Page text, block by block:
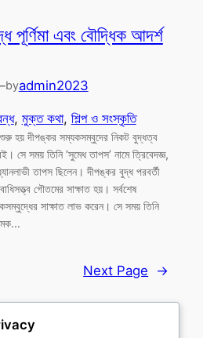
পূর্ণিমা এবং বৌদ্ধিক আদর্শ
byadmin2023
, মুক্ত কথা, শিল্প ও সংস্কৃতি
হয় দীপঙ্কর সম্যকসম্বুদের নিকট বুদ্ধত্ব
সে সময় তিনি ‘সুমেধ তাপস’ নামে ত্রিবেদজ্ঞ,
তাপস ছিলেন। দীপঙ্কর বুদ্ধ পরবর্তী
গৌতমের সাক্ষাত হয়। সর্বশেষ
সাক্ষাত লাভ করেন। সে সময় তিনি
Next Page →